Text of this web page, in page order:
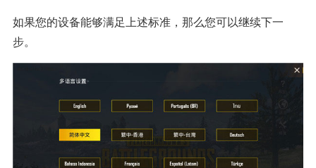
如果您的设备能够满足上述标准，那么您可以继续下一
步。